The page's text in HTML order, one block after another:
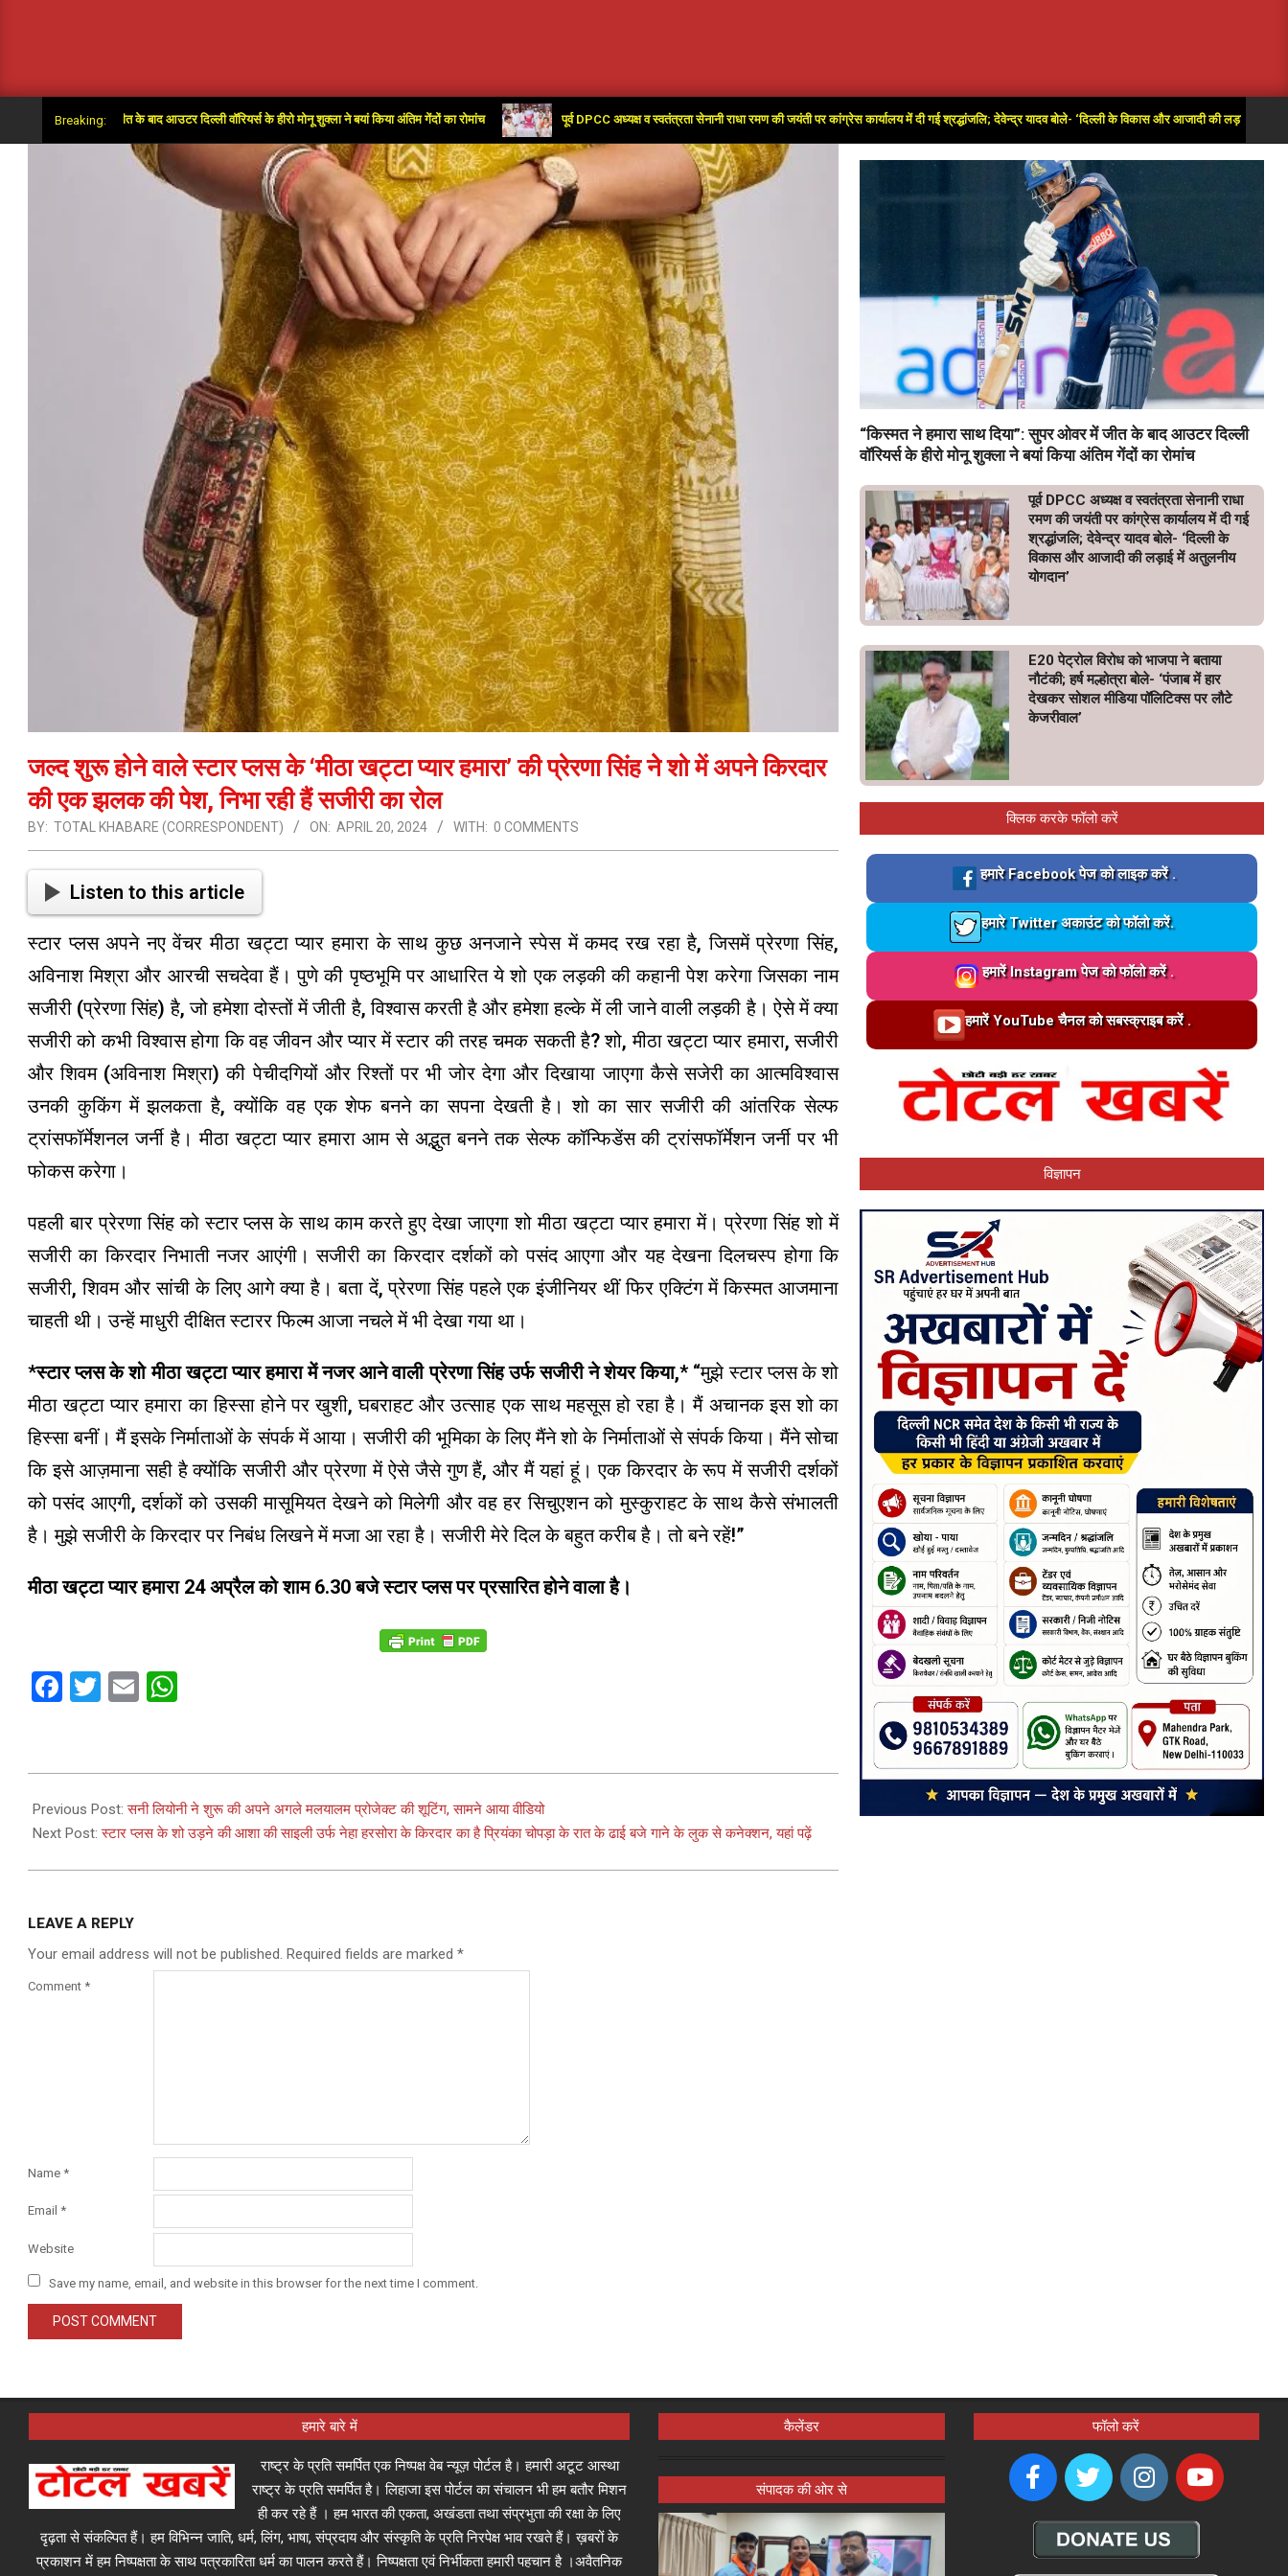
Breaking:
ओवर में जीत के बाद आउटर दिल्ली वॉरियर्स के हीरो मोनू शुक्ला ने बयां किया अंतिम गेंदों का रोमांच पूर्व DPCC अध्यक्ष व स्वतंत्रता सेनानी राधा रमण की जयंती पर कांग्रेस कार्यालय में दी गई श्रद्धांजलि; देवेन्द्र यादव बोले- ‘दिल्ली के विकास और आजादी की लड़ाई में अतुलनीय योगदान’
जल्द शुरू होने वाले स्टार प्लस के ‘मीठा खट्टा प्यार हमारा’ की प्रेरणा सिंह ने शो में अपने किरदार
की एक झलक की पेश, निभा रही हैं सजीरी का रोल
BY: TOTAL KHABARE (CORRESPONDENT) ON: APRIL 20, 2024 WITH: 0 COMMENTS
Listen to this article
स्टार प्लस अपने नए वेंचर मीठा खट्टा प्यार हमारा के साथ कुछ अनजाने स्पेस में कमद रख रहा है, जिसमें प्रेरणा सिंह,
अविनाश मिश्रा और आरची सचदेवा हैं। पुणे की पृष्ठभूमि पर आधारित ये शो एक लड़की की कहानी पेश करेगा जिसका नाम
सजीरी (प्रेरणा सिंह) है, जो हमेशा दोस्तों में जीती है, विश्वास करती है और हमेशा हल्के में ली जाने वाली लड़की है। ऐसे में क्या
सजीरी को कभी विश्वास होगा कि वह जीवन और प्यार में स्टार की तरह चमक सकती है? शो, मीठा खट्टा प्यार हमारा, सजीरी
और शिवम (अविनाश मिश्रा) की पेचीदगियों और रिश्तों पर भी जोर देगा और दिखाया जाएगा कैसे सजेरी का आत्मविश्वास
उनकी कुकिंग में झलकता है, क्योंकि वह एक शेफ बनने का सपना देखती है। शो का सार सजीरी की आंतरिक सेल्फ
ट्रांसफॉर्मेशनल जर्नी है। मीठा खट्टा प्यार हमारा आम से अद्भुत बनने तक सेल्फ कॉन्फिडेंस की ट्रांसफॉर्मेशन जर्नी पर भी
फोकस करेगा।
पहली बार प्रेरणा सिंह को स्टार प्लस के साथ काम करते हुए देखा जाएगा शो मीठा खट्टा प्यार हमारा में। प्रेरणा सिंह शो में
सजीरी का किरदार निभाती नजर आएंगी। सजीरी का किरदार दर्शकों को पसंद आएगा और यह देखना दिलचस्प होगा कि
सजीरी, शिवम और सांची के लिए आगे क्या है। बता दें, प्रेरणा सिंह पहले एक इंजीनियर थीं फिर एक्टिंग में किस्मत आजमाना
चाहती थी। उन्हें माधुरी दीक्षित स्टारर फिल्म आजा नचले में भी देखा गया था।
*स्टार प्लस के शो मीठा खट्टा प्यार हमारा में नजर आने वाली प्रेरणा सिंह उर्फ सजीरी ने शेयर किया,* “मुझे स्टार प्लस के शो
मीठा खट्टा प्यार हमारा का हिस्सा होने पर खुशी, घबराहट और उत्साह एक साथ महसूस हो रहा है। मैं अचानक इस शो का
हिस्सा बनीं। मैं इसके निर्माताओं के संपर्क में आया। सजीरी की भूमिका के लिए मैंने शो के निर्माताओं से संपर्क किया। मैंने सोचा
कि इसे आज़माना सही है क्योंकि सजीरी और प्रेरणा में ऐसे जैसे गुण हैं, और मैं यहां हूं। एक किरदार के रूप में सजीरी दर्शकों
को पसंद आएगी, दर्शकों को उसकी मासूमियत देखने को मिलेगी और वह हर सिचुएशन को मुस्कुराहट के साथ कैसे संभालती
है। मुझे सजीरी के किरदार पर निबंध लिखने में मजा आ रहा है। सजीरी मेरे दिल के बहुत करीब है। तो बने रहें!”
मीठा खट्टा प्यार हमारा 24 अप्रैल को शाम 6.30 बजे स्टार प्लस पर प्रसारित होने वाला है।
Facebook
Twitter
Email
04-
20
Previous Post:सनी लियोनी ने शुरू की अपने अगले मलयालम प्रोजेक्ट की शूटिंग, सामने आया वीडियो
Next Post:स्टार प्लस के शो उड़ने की आशा की साइली उर्फ नेहा हरसोरा के किरदार का है प्रियंका चोपड़ा के रात के ढाई बजे गाने के लुक से कनेक्शन, यहां पढ़ें
LEAVE A REPLY
Your email address will not be published. Required fields are marked *
Comment *
Name *
Email *
Website
Save my name, email, and website in this browser for the next time I comment.
“किस्मत ने हमारा साथ दिया”: सुपर ओवर में जीत के बाद आउटर दिल्ली
वॉरियर्स के हीरो मोनू शुक्ला ने बयां किया अंतिम गेंदों का रोमांच
पूर्व DPCC अध्यक्ष व स्वतंत्रता सेनानी राधा
रमण की जयंती पर कांग्रेस कार्यालय में दी गई
श्रद्धांजलि; देवेन्द्र यादव बोले- ‘दिल्ली के
विकास और आजादी की लड़ाई में अतुलनीय
योगदान’
E20 पेट्रोल विरोध को भाजपा ने बताया
नौटंकी; हर्ष मल्होत्रा बोले- ‘पंजाब में हार
देखकर सोशल मीडिया पॉलिटिक्स पर लौटे
केजरीवाल’
क्लिक करके फॉलो करें
Loading…
हमारे Facebook पेज को लाइक करें .
Loading…
हमारे Twitter अकाउंट को फॉलो करें.
Loading…
हमारें Instagram पेज को फॉलो करें .
Loading…हमारें YouTube चैनल को सबस्क्राइब करें .
विज्ञापन
हमारे बारे में
राष्ट्र के प्रति समर्पित एक निष्पक्ष वेब न्यूज़ पोर्टल है। हमारी अटूट आस्था
राष्ट्र के प्रति समर्पित है। लिहाजा इस पोर्टल का संचालन भी हम बतौर मिशन
ही कर रहे हैं । हम भारत की एकता, अखंडता तथा संप्रभुता की रक्षा के लिए
दृढ़ता से संकल्पित हैं। हम विभिन्न जाति, धर्म, लिंग, भाषा, संप्रदाय और संस्कृति के प्रति निरपेक्ष भाव रखते हैं। ख़बरों के
प्रकाशन में हम निष्पक्षता के साथ पत्रकारिता धर्म का पालन करते हैं। निष्पक्षता एवं निर्भीकता हमारी पहचान है ।अवैतनिक
कैलेंडर
संपादक की ओर से
फॉलो करें